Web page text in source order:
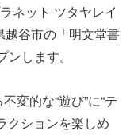
ネット ツタヤレイ
越谷市の「明文堂書
します。
変的な“遊び”に“テ
クションを楽しめ